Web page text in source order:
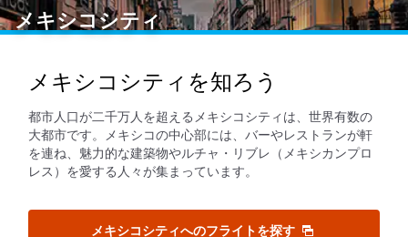
メキシコシティ
メキシコシティを知ろう
都市人口が二千万人を超えるメキシコシティは、世界有数の
大都市です。メキシコの中心部には、バーやレストランが軒
を連ね、魅力的な建築物やルチャ・リブレ（メキシカンプロ
レス）を愛する人々が集まっています。
メキシコシティへのフライトを探す